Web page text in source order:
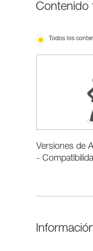
Contenido
Todos los
Versiones de
-